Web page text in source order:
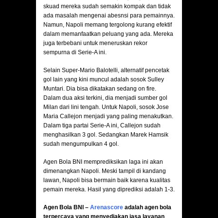
skuad mereka sudah semakin kompak dan tidak
ada masalah mengenai abesnsi para pemainnya.
Namun, Napoli memang tergolong kurang efektif
dalam memanfaatkan peluang yang ada. Mereka
juga terbebani untuk meneruskan rekor
sempurna di Serie-A ini.
Selain Super-Mario Balotelli, alternatif pencetak
gol lain yang kini muncul adalah sosok Sulley
Muntari. Dia bisa dikatakan sedang on fire.
Dalam dua aksi terkini, dia menjadi sumber gol
Milan dari lini tengah. Untuk Napoli, sosok Jose
Maria Callejon menjadi yang paling menakutkan.
Dalam tiga partai Serie-A ini, Callejon sudah
menghasilkan 3 gol. Sedangkan Marek Hamsik
sudah mengumpulkan 4 gol.
Agen Bola BNI memprediksikan laga ini akan
dimenangkan Napoli. Meski tampil di kandang
lawan, Napoli bisa bermain baik karena kualitas
pemain mereka. Hasil yang diprediksi adalah 1-3.
Agen Bola BNI – Arenascore adalah agen bola
terpercaya yang menyediakan jasa layanan